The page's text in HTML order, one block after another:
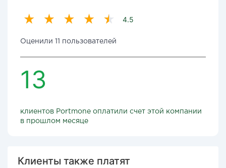
4.5
Оценили 11 пользователей
13
клиентов Portmone оплатили счет этой компании
в прошлом месяце
Клиенты также платят